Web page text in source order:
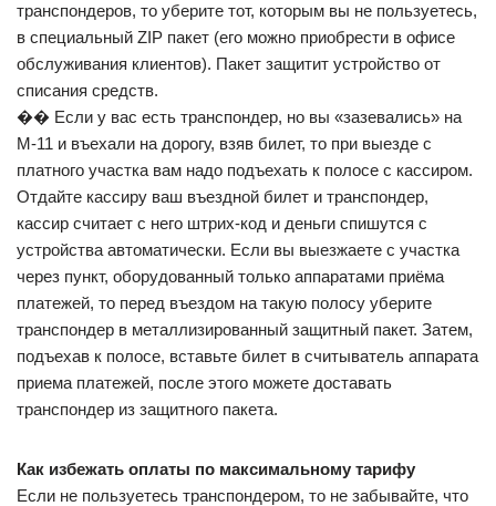
транспондеров, то уберите тот, которым вы не пользуетесь,
в специальный ZIP пакет (его можно приобрести в офисе
обслуживания клиентов). Пакет защитит устройство от
списания средств.
�� Если у вас есть транспондер, но вы «зазевались» на
М-11 и въехали на дорогу, взяв билет, то при выезде с
платного участка вам надо подъехать к полосе с кассиром.
Отдайте кассиру ваш въездной билет и транспондер,
кассир считает с него штрих-код и деньги спишутся с
устройства автоматически. Если вы выезжаете с участка
через пункт, оборудованный только аппаратами приёма
платежей, то перед въездом на такую полосу уберите
транспондер в металлизированный защитный пакет. Затем,
подъехав к полосе, вставьте билет в считыватель аппарата
приема платежей, после этого можете доставать
транспондер из защитного пакета.
Как избежать оплаты по максимальному тарифу
Если не пользуетесь транспондером, то не забывайте, что